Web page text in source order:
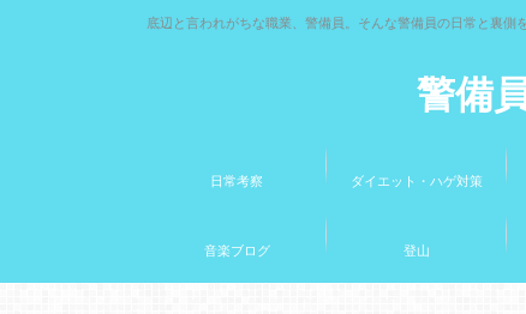
警備
底辺と言われがちな職業、警備員。そんな警備員の日常と裏側
日常考察 ダイエット・ハゲ対策
音楽ブログ 登山